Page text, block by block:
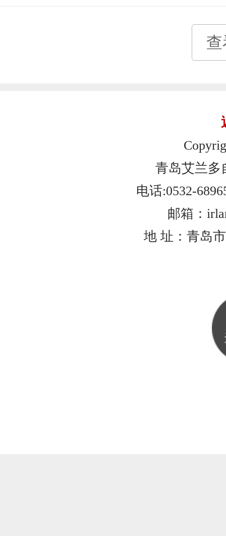
青岛艾兰多
电话:0532-
邮箱：
地 址：青岛